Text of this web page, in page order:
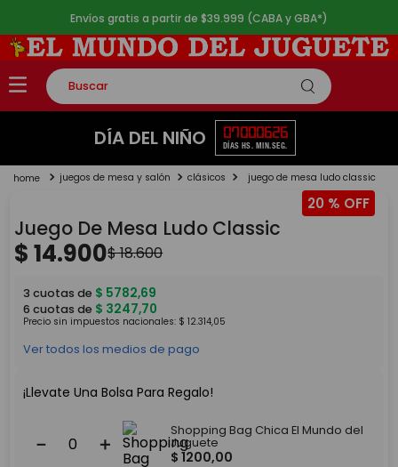
Envíos gratis a partir de $39.999 (CABA y GBA*)
Buscar
TÉRMINOS MÁS BUSCADOS
2.
lego
4.
monopatin
DÍA DEL NIÑO 07
DÍAS
00
HS.
06
MIN.
26
SEG.
juegos de mesa y salón clásicos juego de mesa ludo classic
20 %
Juego De Mesa Ludo Classic
$14.900$18.600
3 cuotas de $ 5782,69
6 cuotas de $ 3247,70
Precio sin impuestos nacionales: $ 12.314,05
Ver todos los medios de pago
¡Llevate Una Bolsa Para Regalo!
＋
－
Shopping Bag Chica El Mundo del
Juguete
$ 1200,00